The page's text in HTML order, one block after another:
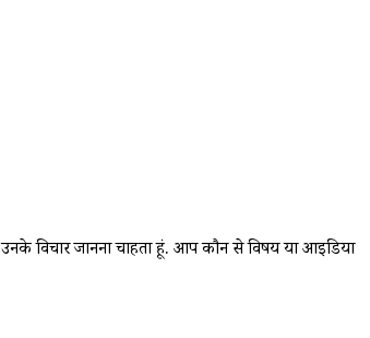
विचार जानना चाहता हूं. आप कौन से विषय या आइडिया